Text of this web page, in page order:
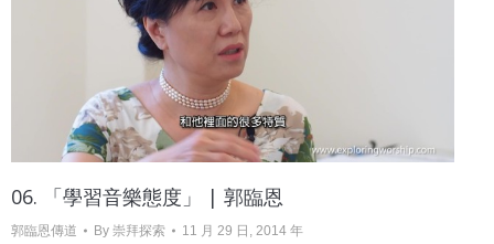
06. 「學習音樂態度」 | 郭臨恩
郭臨恩傳道 By 崇拜探索 11 月 29 日, 2014 年